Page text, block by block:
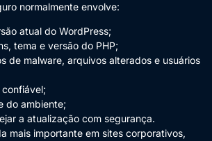
normalmente envolve:
atual do WordPress;
tema e versão do PHP;
de malware, arquivos alterados e usuários
do ambiente;
a atualização com segurança.
mais importante em sites corporativos,